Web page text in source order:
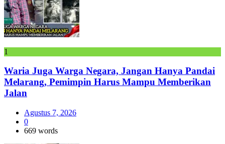
1
Waria Juga Warga Negara, Jangan Hanya Pandai
Melarang, Pemimpin Harus Mampu Memberikan
Jalan
Agustus 7, 2026
0
669 words